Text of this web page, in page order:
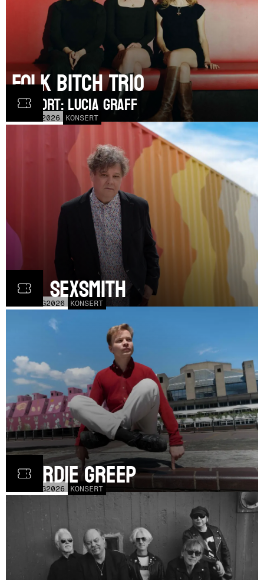
2026 KONSERT
Folk Bitch Trio
SUPPORT: Lucia Graff
AUG2026 KONSERT
Ron Sexsmith
AUG2026 KONSERT
Geordie Greep